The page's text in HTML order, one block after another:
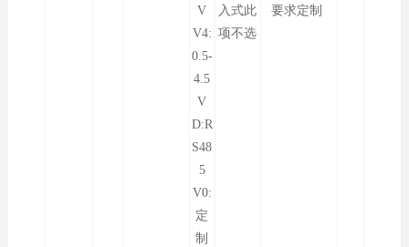
V
V4:
0.5-
4.5
V
D:R
S48
5
V0:
定
制
入式此
项不选
要求定制